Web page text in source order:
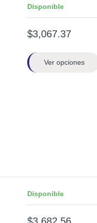
Disponible
$3,067.37
Ver opciones
Disponible